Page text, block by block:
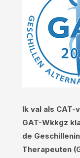
Ik val als
GAT-Wkkgz
de
Therapeuten